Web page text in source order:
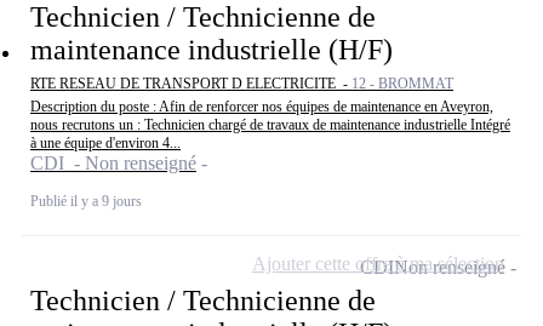
Technicien / Technicienne de
maintenance industrielle (H/F)
RTE RESEAU DE TRANSPORT D ELECTRICITE - 12 - BROMMAT
Description du poste : Afin de renforcer nos équipes de maintenance en Aveyron,
nous recrutons un : Technicien chargé de travaux de maintenance industrielle Intégré
à une équipe d'environ 4...
CDI - Non renseigné
Publié il y a 9 jours
Technicien / Technicienne de
CDINon renseigné
Ajouter cette offre à ma sélection